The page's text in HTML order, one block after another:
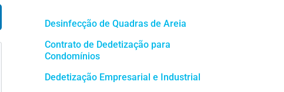
Desinfecção de Quadras de Areia
Contrato de Dedetização para
Condomínios
Dedetização Empresarial e Industrial